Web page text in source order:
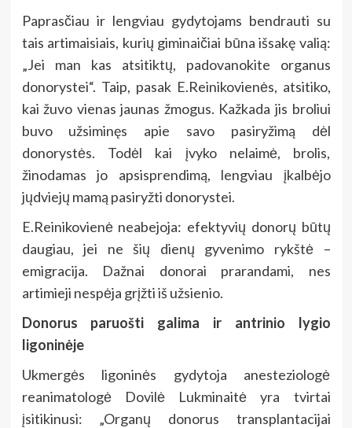
Paprasčiau ir lengviau gydytojams bendrauti su
tais artimaisiais, kurių giminaičiai būna išsakę valią:
„Jei man kas atsitiktų, padovanokite organus
donorystei“. Taip, pasak E.Reinikovienės, atsitiko,
kai žuvo vienas jaunas žmogus. Kažkada jis broliui
buvo užsiminęs apie savo pasiryžimą dėl
donorystės. Todėl kai įvyko nelaimė, brolis,
žinodamas jo apsisprendimą, lengviau įkalbėjo
jųdviejų mamą pasiryžti donorystei.
E.Reinikovienė neabejoja: efektyvių donorų būtų
daugiau, jei ne šių dienų gyvenimo rykštė –
emigracija. Dažnai donorai prarandami, nes
artimieji nespėja grįžti iš užsienio.
Donorus paruošti galima ir antrinio lygio
ligoninėje
Ukmergės ligoninės gydytoja anesteziologė
reanimatologė Dovilė Lukminaitė yra tvirtai
įsitikinusi: „Organų donorus transplantacijai